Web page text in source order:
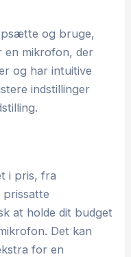
og bruge,
en mikrofon, der
og har intuitive
indstillinger
i pris, fra
prissatte
at holde dit budget
Det kan
for en